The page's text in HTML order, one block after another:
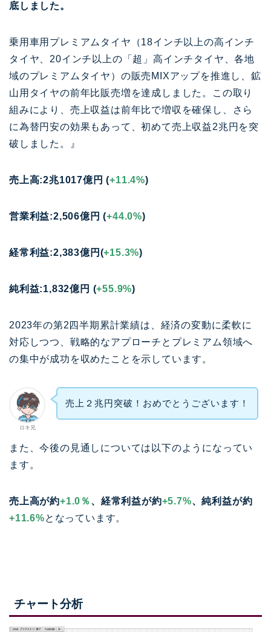
底しました。
乗用車用プレミアムタイヤ（18インチ以上の高インチ
タイヤ、20インチ以上の「超」高インチタイヤ、各地
域のプレミアムタイヤ）の販売MIXアップを推進し、鉱
山用タイヤの前年比販売増を達成しました。この取り
組みにより、売上収益は前年比で増収を確保し、さら
に為替円安の効果もあって、初めて売上収益2兆円を突
破しました。』
売上高:2兆1017億円 (+11.4%)
営業利益:2,506億円 (+44.0%)
経常利益:2,383億円(+15.3%)
純利益:1,832億円 (+55.9%)
2023年の第2四半期累計業績は、経済の変動に柔軟に
対応しつつ、戦略的なアプローチとプレミアム領域へ
の集中が成功を収めたことを示しています。
ロキ兄
売上２兆円突破！おめでとうございます！
また、今後の見通しについては以下のようになってい
ます。
売上高が約+1.0％ 、経常利益が約+5.7%、純利益が約
+11.6%となっています。
チャート分析